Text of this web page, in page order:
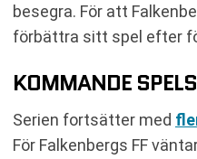
besegra. För att
förbättra sitt spel efter
KOMMANDE
Serien fortsätter med
För Falkenbergs FF